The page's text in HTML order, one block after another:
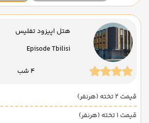
هتل اپیزود تفلیس
Episode Tbilisi
4 شب
قیمت 2 تخته (هرنفر)
قیمت 1 تخته (هرنفر)